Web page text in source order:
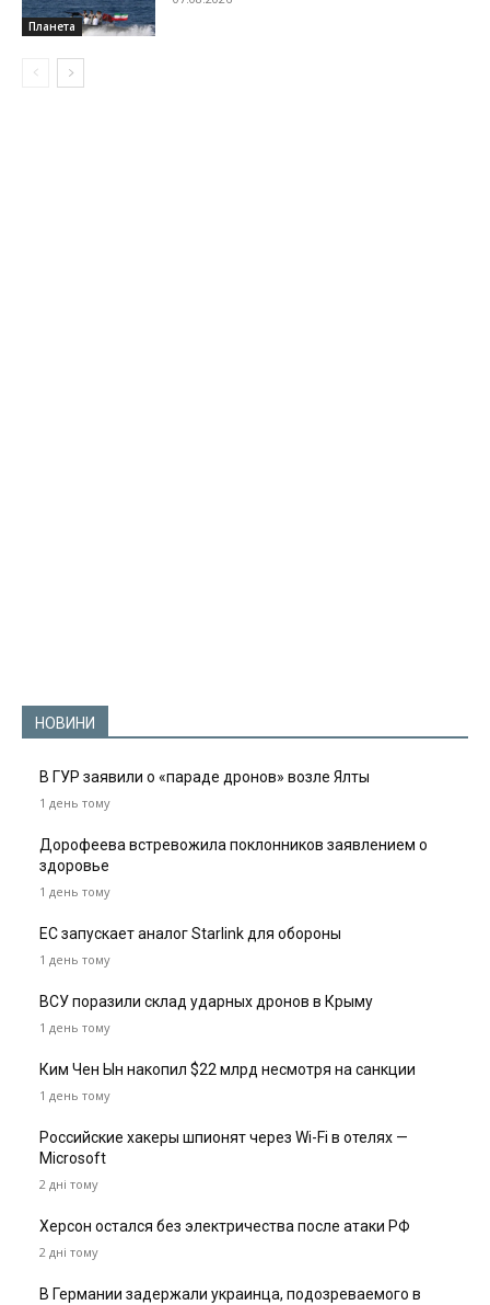
Планета
НОВИНИ
В ГУР заявили о «параде дронов» возле Ялты
1 день тому
Дорофеева встревожила поклонников заявлением о
здоровье
1 день тому
ЕС запускает аналог Starlink для обороны
1 день тому
ВСУ поразили склад ударных дронов в Крыму
1 день тому
Ким Чен Ын накопил $22 млрд несмотря на санкции
1 день тому
Российские хакеры шпионят через Wi-Fi в отелях —
Microsoft
2 дні тому
Херсон остался без электричества после атаки РФ
2 дні тому
В Германии задержали украинца, подозреваемого в